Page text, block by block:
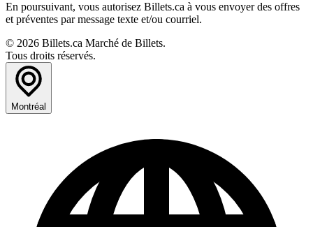
En poursuivant, vous autorisez Billets.ca à vous envoyer des offres
et préventes par message texte et/ou courriel.
© 2026 Billets.ca Marché de Billets.
Tous droits réservés.
Montréal